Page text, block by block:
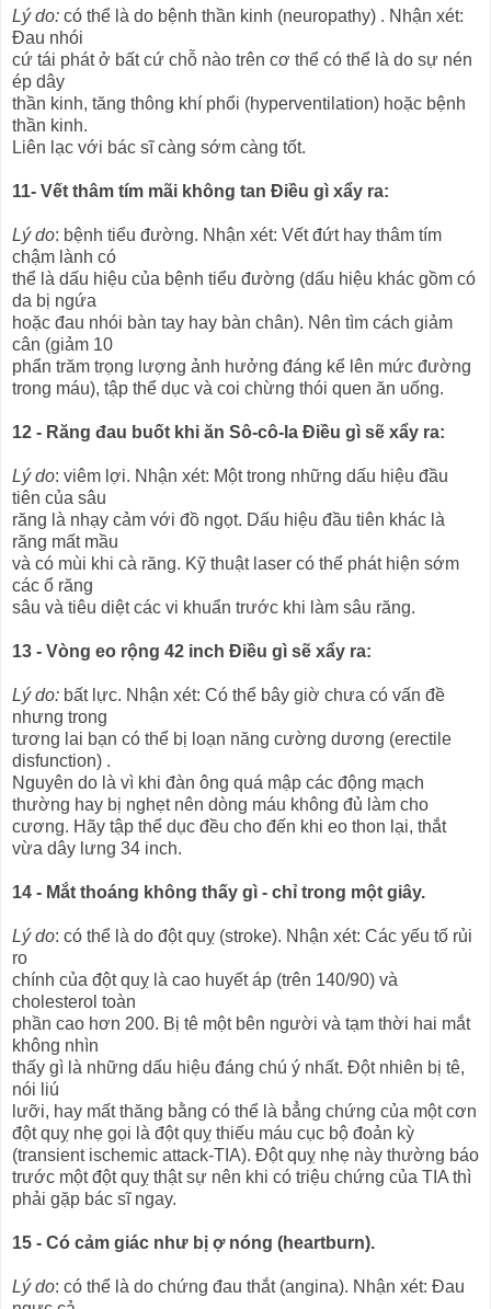
Lý do: có thể là do bệnh thần kinh (neuropathy) . Nhận xét:
Đau nhói
cứ tái phát ở bất cứ chỗ nào trên cơ thể có thể là do sự nén
ép dây
thần kinh, tăng thông khí phổi (hyperventilation) hoặc bệnh
thần kinh.
Liên lạc với bác sĩ càng sớm càng tốt.
11- Vết thâm tím mãi không tan Điều gì xẩy ra:
Lý do: bệnh tiểu đường. Nhận xét: Vết đứt hay thâm tím
chậm lành có
thể là dấu hiệu của bệnh tiểu đường (dấu hiệu khác gồm có
da bị ngứa
hoặc đau nhói bàn tay hay bàn chân). Nên tìm cách giảm
cân (giảm 10
phẩn trăm trọng lượng ảnh hưởng đáng kể lên mức đường
trong máu), tập thể dục và coi chừng thói quen ăn uống.
12 - Răng đau buốt khi ăn Sô-cô-la Điều gì sẽ xẩy ra:
Lý do: viêm lợi. Nhận xét: Một trong những dấu hiệu đầu
tiên của sâu
răng là nhạy cảm với đồ ngọt. Dấu hiệu đầu tiên khác là
răng mất mầu
và có mùi khi cà răng. Kỹ thuật laser có thể phát hiện sớm
các ổ răng
sâu và tiêu diệt các vi khuẩn trước khi làm sâu răng.
13 - Vòng eo rộng 42 inch Điều gì sẽ xẩy ra:
Lý do: bất lực. Nhận xét: Có thể bây giờ chưa có vấn đề
nhưng trong
tương lai bạn có thể bị loạn năng cường dương (erectile
disfunction) .
Nguyên do là vì khi đàn ông quá mập các động mạch
thường hay bị nghẹt nên dòng máu không đủ làm cho
cương. Hãy tập thể dục đều cho đến khi eo thon lại, thắt
vừa dây lưng 34 inch.
14 - Mắt thoáng không thấy gì - chỉ trong một giây.
Lý do: có thể là do đột quỵ (stroke). Nhận xét: Các yếu tố rủi
ro
chính của đột quỵ là cao huyết áp (trên 140/90) và
cholesterol toàn
phần cao hơn 200. Bị tê một bên người và tạm thời hai mắt
không nhìn
thấy gì là những dấu hiệu đáng chú ý nhất. Đột nhiên bị tê,
nói liú
lưỡi, hay mất thăng bằng có thể là bẳng chứng của một cơn
đột quỵ nhẹ gọi là đột quỵ thiếu máu cục bộ đoản kỳ
(transient ischemic attack-TIA). Đột quỵ nhẹ này thường báo
trước một đột quỵ thật sự nên khi có triệu chứng của TIA thì
phải gặp bác sĩ ngay.
15 - Có cảm giác như bị ợ nóng (heartburn).
Lý do: có thể là do chứng đau thắt (angina). Nhận xét: Đau